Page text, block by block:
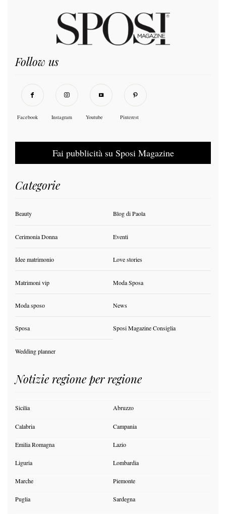
Follow us
Facebook Instagram Youtube Pinterest
Fai pubblicità su Sposi Magazine
Categorie
Beauty Blog di Paola
Cerimonia Donna Eventi
Idee matrimonio Love stories
Matrimoni vip Moda Sposa
Moda sposo News
Sposa Sposi Magazine Consiglia
Wedding planner
Notizie regione per regione
Sicilia Abruzzo
Calabria Campania
Emilia Romagna Lazio
Liguria Lombardia
Marche Piemonte
Puglia Sardegna